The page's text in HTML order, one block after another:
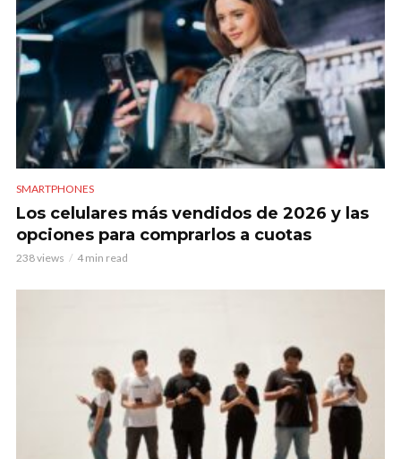
SMARTPHONES
Los celulares más vendidos de 2026 y las
opciones para comprarlos a cuotas
238 views 4 min read